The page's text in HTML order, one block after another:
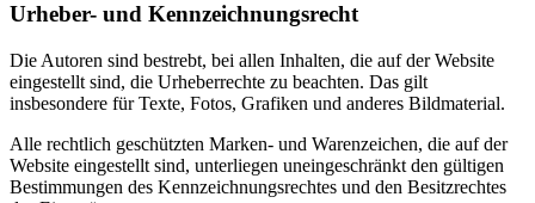
Urheber- und Kennzeichnungsrecht
Die Autoren sind bestrebt, bei allen Inhalten, die auf der Website
eingestellt sind, die Urheberrechte zu beachten. Das gilt
insbesondere für Texte, Fotos, Grafiken und anderes Bildmaterial.
Alle rechtlich geschützten Marken- und Warenzeichen, die auf der
Website eingestellt sind, unterliegen uneingeschränkt den gültigen
Bestimmungen des Kennzeichnungsrechtes und den Besitzrechtes